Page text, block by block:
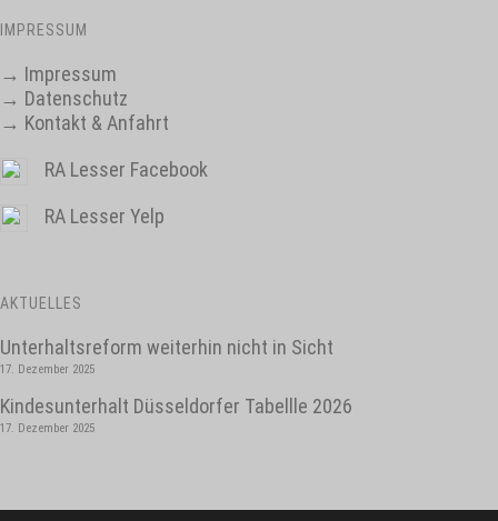
IMPRESSUM
→ Impressum
→ Datenschutz
→ Kontakt & Anfahrt
RA Lesser Facebook
RA Lesser Yelp
AKTUELLES
Unterhaltsreform weiterhin nicht in Sicht
17. Dezember 2025
Kindesunterhalt Düsseldorfer Tabellle 2026
17. Dezember 2025